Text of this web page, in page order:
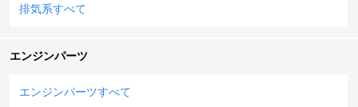
排気系すべて
エンジンパーツ
エンジンパーツすべて